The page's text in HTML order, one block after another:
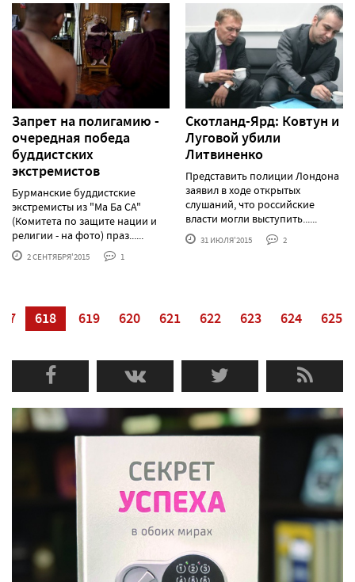
Запрет на полигамию -
очередная победа
буддистских
экстремистов
Бурманские буддистские
экстремисты из "Ма Ба СА"
(Комитета по защите нации и
религии - на фото) праз......
2 СЕНТЯБРЯ'2015 1
Скотланд-Ярд: Ковтун и
Луговой убили
Литвиненко
Представить полиции Лондона
заявил в ходе открытых
слушаний, что российские
власти могли выступить......
31 ИЮЛЯ'2015 2
618 619 620 621 622 623 624 625